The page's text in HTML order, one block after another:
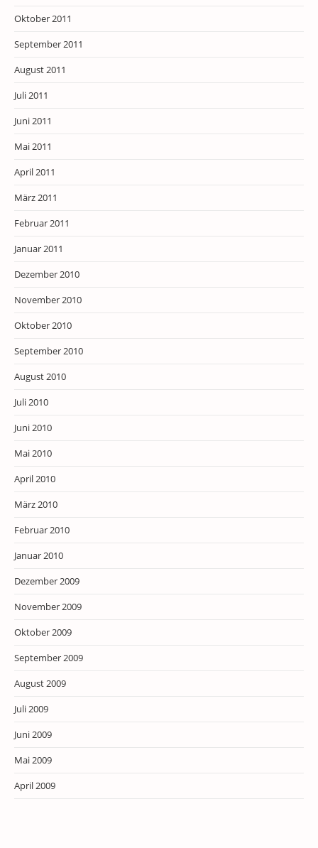
Oktober 2011
September 2011
August 2011
Juli 2011
Juni 2011
Mai 2011
April 2011
März 2011
Februar 2011
Januar 2011
Dezember 2010
November 2010
Oktober 2010
September 2010
August 2010
Juli 2010
Juni 2010
Mai 2010
April 2010
März 2010
Februar 2010
Januar 2010
Dezember 2009
November 2009
Oktober 2009
September 2009
August 2009
Juli 2009
Juni 2009
Mai 2009
April 2009